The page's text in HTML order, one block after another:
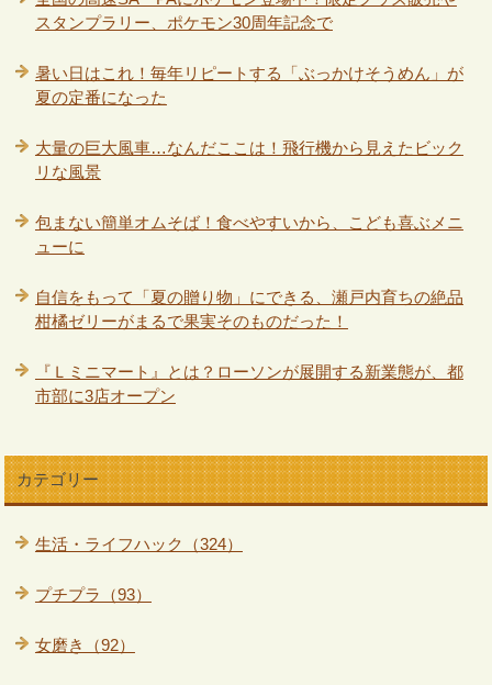
スタンプラリー、ポケモン30周年記念で
暑い日はこれ！毎年リピートする「ぶっかけそうめん」が
夏の定番になった
大量の巨大風車…なんだここは！飛行機から見えたビック
リな風景
包まない簡単オムそば！食べやすいから、こども喜ぶメニ
ューに
自信をもって「夏の贈り物」にできる、瀬戸内育ちの絶品
柑橘ゼリーがまるで果実そのものだった！
『Ｌミニマート』とは？ローソンが展開する新業態が、都
市部に3店オープン
カテゴリー
生活・ライフハック（324）
プチプラ（93）
女磨き（92）